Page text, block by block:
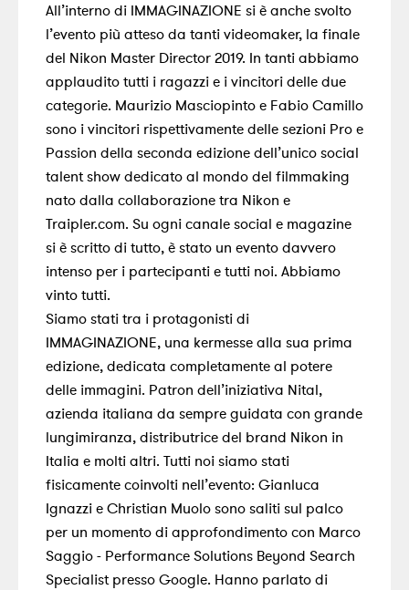
All’interno di IMMAGINAZIONE si è anche svolto
l’evento più atteso da tanti videomaker, la finale
del Nikon Master Director 2019. In tanti abbiamo
applaudito tutti i ragazzi e i vincitori delle due
categorie. Maurizio Masciopinto e Fabio Camillo
sono i vincitori rispettivamente delle sezioni Pro e
Passion della seconda edizione dell’unico social
talent show dedicato al mondo del filmmaking
nato dalla collaborazione tra Nikon e
Traipler.com. Su ogni canale social e magazine
si è scritto di tutto, è stato un evento davvero
intenso per i partecipanti e tutti noi. Abbiamo
vinto tutti.
Siamo stati tra i protagonisti di
IMMAGINAZIONE, una kermesse alla sua prima
edizione, dedicata completamente al potere
delle immagini. Patron dell’iniziativa Nital,
azienda italiana da sempre guidata con grande
lungimiranza, distributrice del brand Nikon in
Italia e molti altri. Tutti noi siamo stati
fisicamente coinvolti nell’evento: Gianluca
Ignazzi e Christian Muolo sono saliti sul palco
per un momento di approfondimento con Marco
Saggio - Performance Solutions Beyond Search
Specialist presso Google. Hanno parlato di